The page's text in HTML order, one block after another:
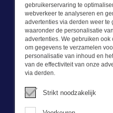
Wat we doen
Deze webshop is
bedrijfskleding
winkel/showroom
bedrijfskleding
onze eigen
gebruikerservaring te
webverkeer te analyseren en
advertenties via derden weer te
waaronder de personalisatie van
advertenties. We gebruiken ook
om gegevens te verzamelen
personalisatie van inhoud en
van de effectiviteit van onze
via derden.
Strikt noodzakelijk